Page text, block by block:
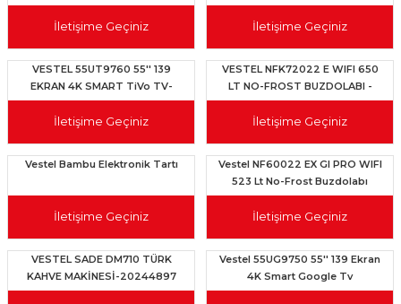
ÇAMAŞIR MAKİNESİ-20350454
İletişime Geçiniz
20350570
İletişime Geçiniz
VESTEL 55UT9760 55'' 139
EKRAN 4K SMART TiVo TV-
20300844
İletişime Geçiniz
VESTEL NFK72022 E WIFI 650
LT NO-FROST BUZDOLABI -
20260111
İletişime Geçiniz
Vestel Bambu Elektronik Tartı
İletişime Geçiniz
Vestel NF60022 EX GI PRO WIFI
523 Lt No-Frost Buzdolabı
İletişime Geçiniz
VESTEL SADE DM710 TÜRK
KAHVE MAKİNESİ-20244897
Vestel 55UG9750 55'' 139 Ekran
4K Smart Google Tv